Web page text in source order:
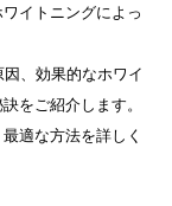
イトニングによっ
、効果的なホワイ
をご紹介します。
適な方法を詳しく